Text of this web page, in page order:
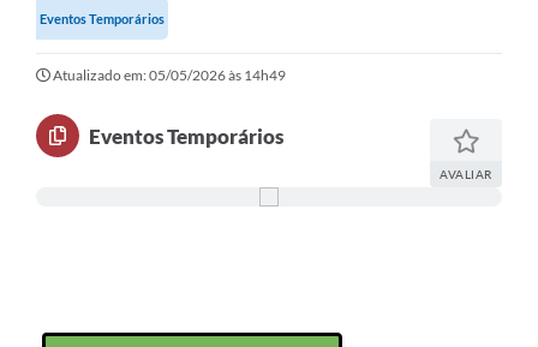
Estrutura Administrativa
Galeria de Fotos
Galeria de Vídeos
Eventos Temporários
Atualizado em: 05/05/2026 às 14h49
Eventos Temporários
AVALIAR